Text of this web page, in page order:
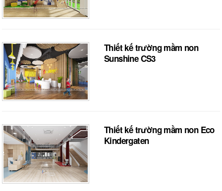
Thiết kế trường mầm non
Sunshine CS3
Thiết kế trường mầm non Eco
Kindergaten